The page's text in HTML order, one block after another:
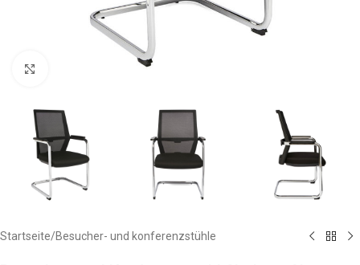
Zum Vergrößern anklicken
Startseite/Besucher- und konferenzstühle